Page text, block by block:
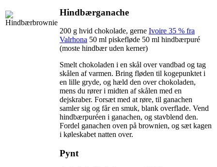
Hindbærganache
200 g hvid chokolade, gerne Ivoire 35 % fra
Valrhona 50 ml piskefløde 50 ml hindbærpuré
(moste hindbær uden kerner)
Smelt chokoladen i en skål over vandbad og tag
skålen af varmen. Bring fløden til kogepunktet i
en lille gryde, og hæld den over chokoladen,
mens du rører i midten af skålen med en
dejskraber. Forsæt med at røre, til ganachen
samler sig og får en smuk, blank overflade. Vend
hindbærpuréen i ganachen, og stavblend den.
Fordel ganachen oven på brownien, og sæt kagen
i køleskabet natten over.
Pynt